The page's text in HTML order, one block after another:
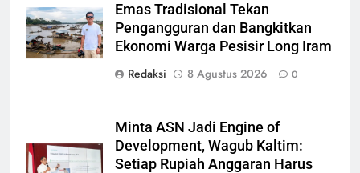
Alfian Nur (dok-
smk)
Emas Tradisional Tekan
Pengangguran dan Bangkitkan
Ekonomi Warga Pesisir Long Iram
Redaksi
8 Agustus 2026 0
Minta ASN Jadi Engine of
Development, Wagub Kaltim:
Setiap Rupiah Anggaran Harus